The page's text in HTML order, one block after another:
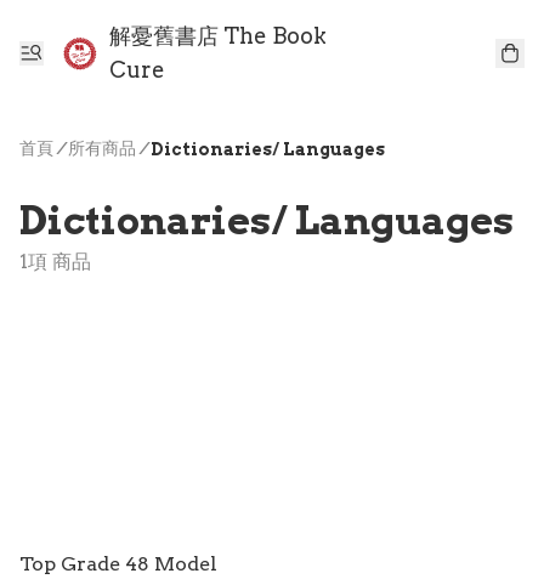
解憂舊書店 The Book
Cure
首頁/ 所有商品 / Dictionaries/ Languages
Dictionaries/ Languages
1項 商品
Top Grade 48 Model